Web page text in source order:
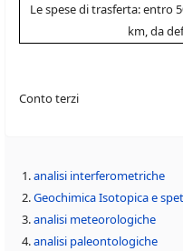
Le spese di trasferta: entro
km, da
Conto terzi
analisi interferometriche
Geochimica Isotopica e
analisi meteorologiche
analisi paleontologiche